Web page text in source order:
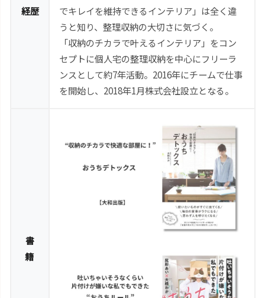
経歴
でキレイを維持できるインテリア」は全く違
うと知り、整理収納の大切さに気づく。
「収納のチカラで叶えるインテリア」をコン
セプトに個人宅の整理収納を中心にフリーラ
ンスとして約7年活動。2016年にチームで仕事
を開始し、2018年1月株式会社設立となる。
書
籍